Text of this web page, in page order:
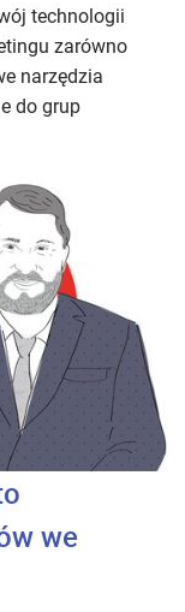
technologii
zarówno
narzędzia
do grup
we